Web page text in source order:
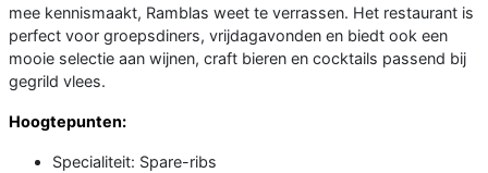
mee kennismaakt, Ramblas weet te verrassen. Het restaurant is
perfect voor groepsdiners, vrijdagavonden en biedt ook een
mooie selectie aan wijnen, craft bieren en cocktails passend bij
gegrild vlees.
Hoogtepunten:
Specialiteit: Spare-ribs